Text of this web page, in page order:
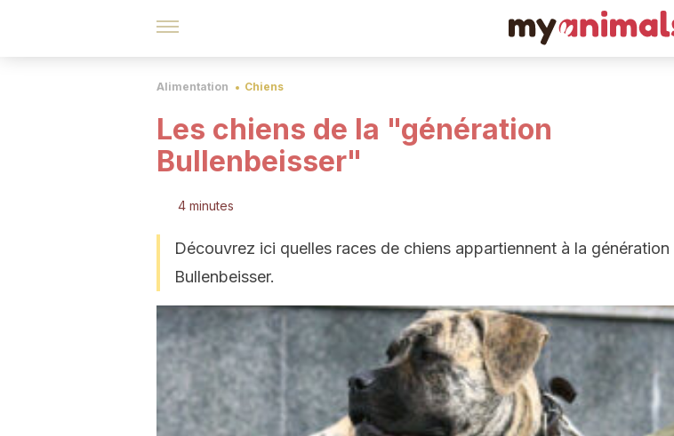
Alimentation Chiens
Les chiens de la "génération
Bullenbeisser"
4 minutes
Découvrez ici quelles races de chiens appartiennent à la génération
Bullenbeisser.